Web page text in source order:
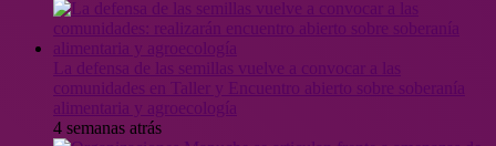
La defensa de las semillas vuelve a convocar a las
comunidades en Taller y Encuentro abierto sobre soberanía
alimentaria y agroecología
4 semanas atrás